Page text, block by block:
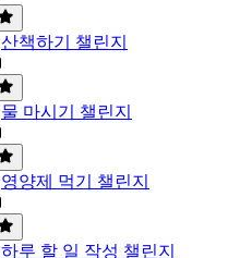
산책하기 챌린지
물 마시기 챌린지
영양제 먹기 챌린지
하루 할 일 작성 챌린지